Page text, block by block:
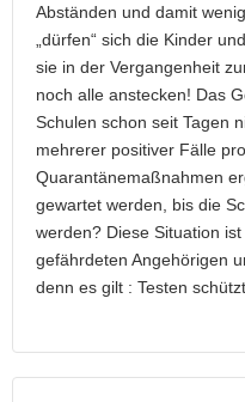
Abständen und damit
„dürfen“ sich die Kinder
sie in der Vergangenheit
noch alle anstecken! Das
Schulen schon seit Tagen
mehrerer positiver Fälle
Quarantänemaßnahmen
gewartet werden, bis die
werden? Diese Situation
gefährdeten Angehörigen
denn es gilt : Testen